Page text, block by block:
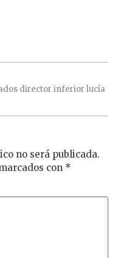
director inferior lucía
no será publicada.
con *